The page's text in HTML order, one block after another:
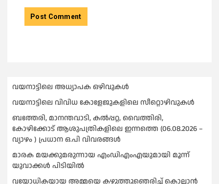
വയനാട്ടിലെ അധ്യാപക ഒഴിവുകൾ
വയനാട്ടിലെ വിവിധ കോളേജുകളിലെ സീറ്റൊഴിവുകൾ
ബത്തേരി, മാനന്തവാടി, കൽപ്പറ്റ, വൈത്തിരി,
കോഴിക്കോട് ആശുപത്രികളിലെ ഇന്നത്തെ (06.08.2026 –
വ്യാഴം ) പ്രധാന ഒ.പി വിവരങ്ങൾ
മാരക മയക്കുമരുന്നായ എംഡിഎംഎയുമായി മൂന്ന്
യുവാക്കള്‍ പിടിയില്‍
വയോധികയായ അമ്മയെ കഴുത്തുഞെരിച്ച് കൊല്ലാന്‍